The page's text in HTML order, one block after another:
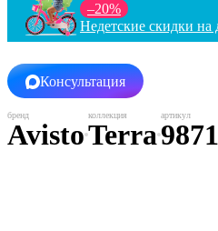
–20%
Недетские скидки на
Консультация
AvistoTerra